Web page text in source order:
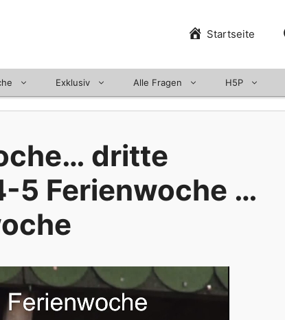
Startseite
Exklusiv Alle Fragen H5P
dritte
5 Ferienwoche …